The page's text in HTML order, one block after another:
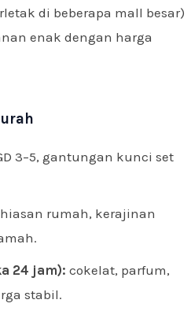
di beberapa mall besar)
enak dengan harga
3–5, gantungan kunci set
rumah, kerajinan
24 jam): cokelat, parfum,
stabil.